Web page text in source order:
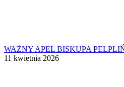
WAŻNY APEL BISKUPA
11 kwietnia 2026